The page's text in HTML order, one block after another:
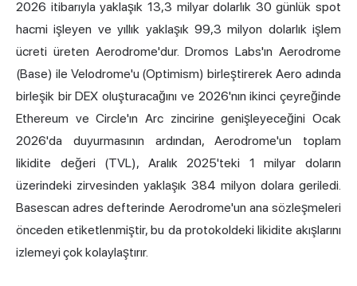
2026 itibarıyla yaklaşık 13,3 milyar dolarlık 30 günlük spot
hacmi işleyen ve yıllık yaklaşık 99,3 milyon dolarlık işlem
ücreti üreten Aerodrome'dur. Dromos Labs'ın Aerodrome
(Base) ile Velodrome'u (Optimism) birleştirerek Aero adında
birleşik bir DEX oluşturacağını ve 2026'nın ikinci çeyreğinde
Ethereum ve Circle'ın Arc zincirine genişleyeceğini Ocak
2026'da duyurmasının ardından, Aerodrome'un toplam
likidite değeri (TVL), Aralık 2025'teki 1 milyar doların
üzerindeki zirvesinden yaklaşık 384 milyon dolara geriledi.
Basescan adres defterinde Aerodrome'un ana sözleşmeleri
önceden etiketlenmiştir, bu da protokoldeki likidite akışlarını
izlemeyi çok kolaylaştırır.